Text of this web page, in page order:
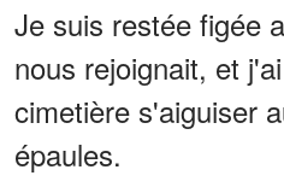
Je suis restée figée
nous rejoignait, et
cimetière s'aiguiser
épaules.